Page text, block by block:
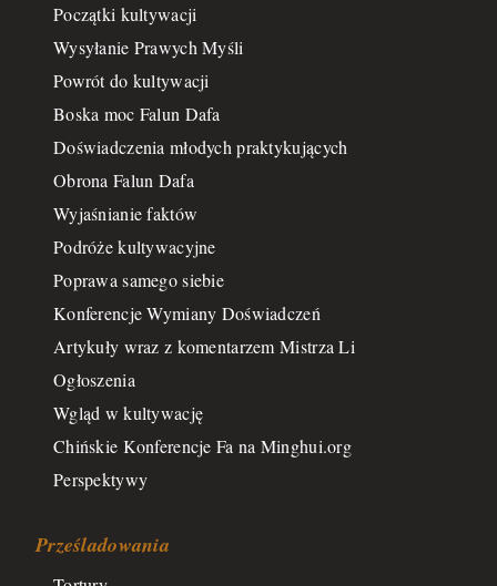
Początki kultywacji
Wysyłanie Prawych Myśli
Powrót do kultywacji
Boska moc Falun Dafa
Doświadczenia młodych praktykujących
Obrona Falun Dafa
Wyjaśnianie faktów
Podróże kultywacyjne
Poprawa samego siebie
Konferencje Wymiany Doświadczeń
Artykuły wraz z komentarzem Mistrza Li
Ogłoszenia
Wgląd w kultywację
Chińskie Konferencje Fa na Minghui.org
Perspektywy
Prześladowania